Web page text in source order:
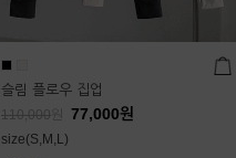
슬림 플로우 집업
110,000 77,000원
size(S,M,L)